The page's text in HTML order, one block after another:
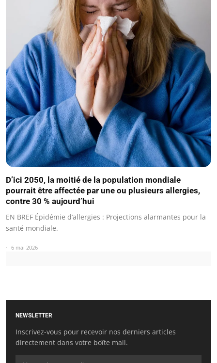
D’ici 2050, la moitié de la population mondiale
pourrait être affectée par une ou plusieurs allergies,
contre 30 % aujourd’hui
EN BREF Épidémie d’allergies : Projections alarmantes pour la
santé mondiale.
6 mai 2026
NEWSLETTER
Inscrivez-vous pour recevoir nos derniers articles
directement dans votre boîte mail.